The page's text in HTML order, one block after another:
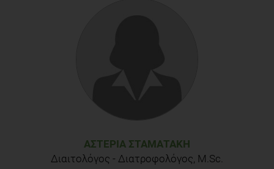
ΑΣΤΕΡΊΑ ΣΤΑΜΑΤΆΚΗ
Διαιτολόγος - Διατροφολόγος, M.Sc.